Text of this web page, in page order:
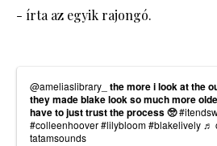
- írta az egyik rajongó.
@ameliaslibrary_ the more i look at the
they made blake look so much more
have to just trust the process 🥺
#colleenhoover#lilybloom#blakelively ♬
tatamsounds